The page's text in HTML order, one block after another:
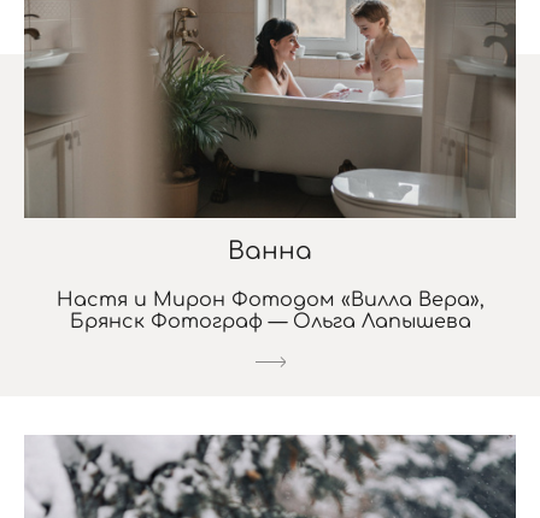
Ванна
Настя и Мирон Фотодом «Вилла Вера»,
Брянск Фотограф — Ольга Лапышева